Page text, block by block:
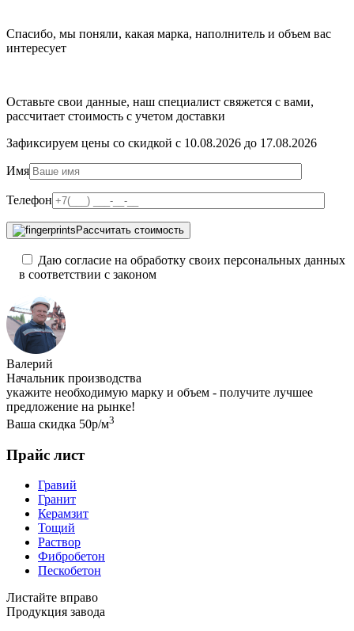
Спасибо, мы поняли, какая марка, наполнитель и объем вас
интересует
Оставьте свои данные, наш специалист свяжется с вами,
рассчитает стоимость с учетом доставки
Зафиксируем цены со скидкой с 10.08.2026 до 17.08.2026
Имя
Телефон
Рассчитать стоимость
Даю согласие на обработку своих персональных данных
в соответствии с законом
Валерий
Начальник производства
укажите необходимую марку и объем - получите лучшее
предложение на рынке!
Ваша скидка 50р/м3
Прайс лист
Гравий
Гранит
Керамзит
Тощий
Раствор
Фибробетон
Пескобетон
Листайте вправо
Продукция завода